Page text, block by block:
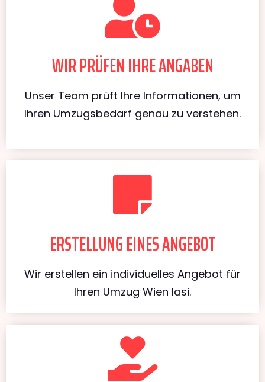
WIR PRÜFEN IHRE ANGABEN
Unser Team prüft Ihre Informationen, um
Ihren Umzugsbedarf genau zu verstehen.
ERSTELLUNG EINES ANGEBOT
Wir erstellen ein individuelles Angebot für
Ihren Umzug Wien Iasi.